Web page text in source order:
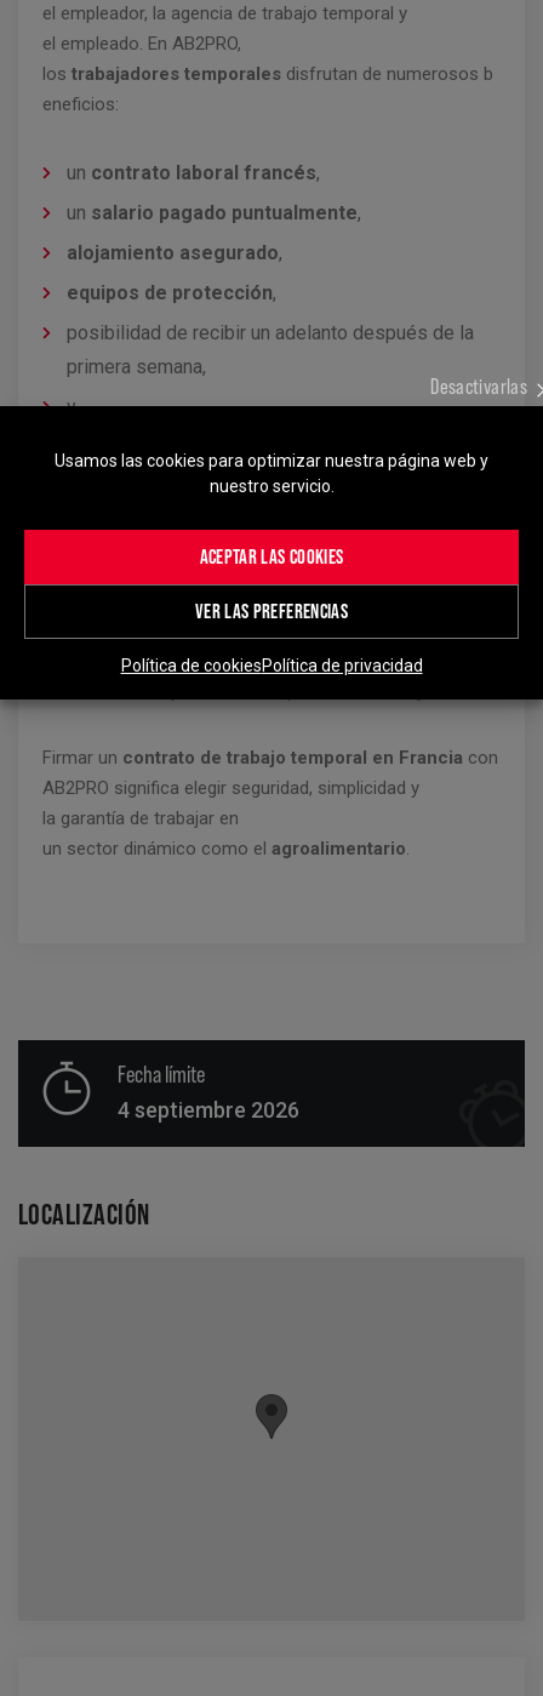
Usamos las cookies para optimizar nuestra página web y
nuestro servicio.
ACEPTAR LAS COOKIES
Desactivarlas
VER LAS PREFERENCIAS
Política de cookiesPolítica de privacidad
el empleador, la agencia de trabajo temporal y
el empleado. En AB2PRO,
los trabajadores temporales disfrutan de numerosos b
eneficios:
un contrato laboral francés,
un salario pagado puntualmente,
alojamiento asegurado,
equipos de protección,
posibilidad de recibir un adelanto después de la
primera semana,
y,
se encarga de todos lostrámites administrativos
las empresas del sector de la construcción como para
Firmar un contrato de trabajo temporal en Francia con
AB2PRO significa elegir seguridad, simplicidad y
la garantía de trabajar en
un sector dinámico como el agroalimentario.
Fecha límite
4 septiembre 2026
LOCALIZACIÓN